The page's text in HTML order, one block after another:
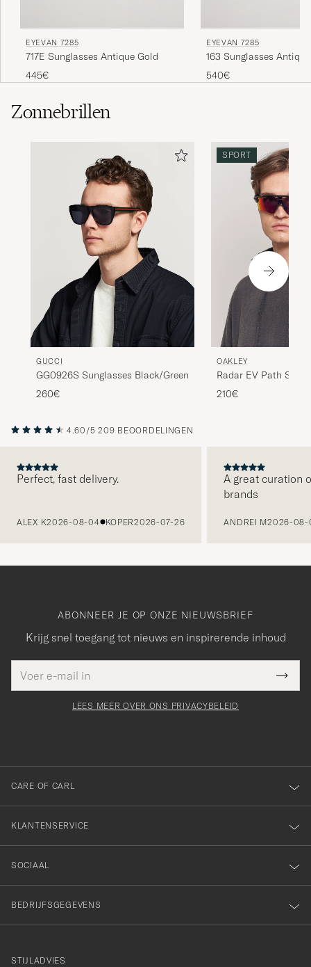
EYEVAN 7285
717E Sunglasses Antique Gold
445€
EYEVAN 7285
163 Sunglasses
540€
Zonnebrillen
GUCCI
GG0926S Sunglasses Black/Green
260€
SPORT
OAKLEY
Radar EV Path
Black
210€
4.60/5 209 BEOORDELINGEN
Perfect, fast delivery.
ALEX K2026-08-04 KOPER2026-07-26
A great curation
brands
ANDREI M2026-08-
ABONNEER JE OP ONZE NIEUWSBRIEF
Krijg snel toegang tot nieuws en inspirerende inhoud
mailadres
veldBedankt
voor
onze
nieuwsbrief!
LEES MEER OVER ONS PRIVACYBELEID
CARE OF CARL
KLANTENSERVICE
SOCIAAL
BEDRIJFSGEGEVENS
STIJLADVIES